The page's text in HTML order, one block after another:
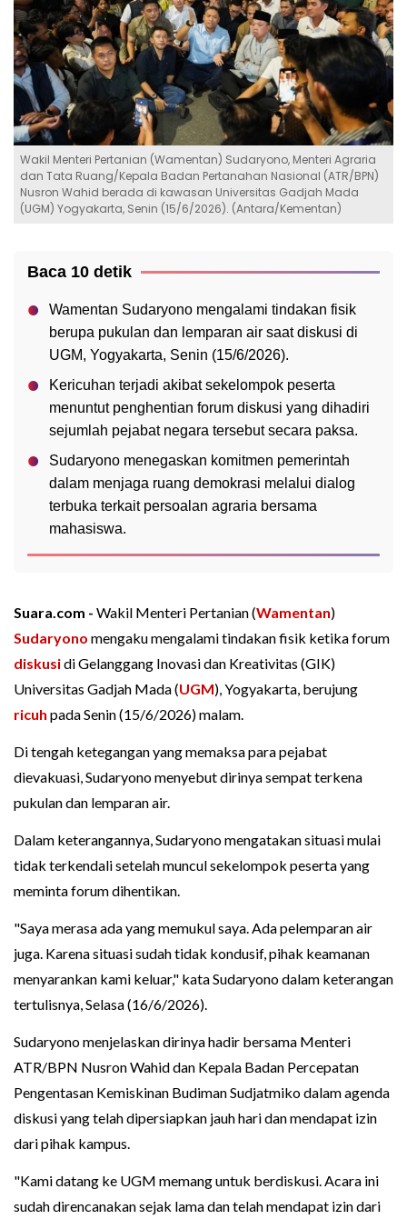
Wakil Menteri Pertanian (Wamentan) Sudaryono, Menteri Agraria
dan Tata Ruang/Kepala Badan Pertanahan Nasional (ATR/BPN)
Nusron Wahid berada di kawasan Universitas Gadjah Mada
(UGM) Yogyakarta, Senin (15/6/2026). (Antara/Kementan)
Baca 10 detik
Wamentan Sudaryono mengalami tindakan fisik
berupa pukulan dan lemparan air saat diskusi di
UGM, Yogyakarta, Senin (15/6/2026).
Kericuhan terjadi akibat sekelompok peserta
menuntut penghentian forum diskusi yang dihadiri
sejumlah pejabat negara tersebut secara paksa.
Sudaryono menegaskan komitmen pemerintah
dalam menjaga ruang demokrasi melalui dialog
terbuka terkait persoalan agraria bersama
mahasiswa.
Suara.com - Wakil Menteri Pertanian (Wamentan)
Sudaryono mengaku mengalami tindakan fisik ketika forum
diskusidi Gelanggang Inovasi dan Kreativitas (GIK)
Universitas Gadjah Mada (UGM), Yogyakarta, berujung
ricuh pada Senin (15/6/2026) malam.
Di tengah ketegangan yang memaksa para pejabat
dievakuasi, Sudaryono menyebut dirinya sempat terkena
pukulan dan lemparan air.
Dalam keterangannya, Sudaryono mengatakan situasi mulai
tidak terkendali setelah muncul sekelompok peserta yang
meminta forum dihentikan.
"Saya merasa ada yang memukul saya. Ada pelemparan air
juga. Karena situasi sudah tidak kondusif, pihak keamanan
menyarankan kami keluar," kata Sudaryono dalam keterangan
tertulisnya, Selasa (16/6/2026).
Sudaryono menjelaskan dirinya hadir bersama Menteri
ATR/BPN Nusron Wahid dan Kepala Badan Percepatan
Pengentasan Kemiskinan Budiman Sudjatmiko dalam agenda
diskusi yang telah dipersiapkan jauh hari dan mendapat izin
dari pihak kampus.
"Kami datang ke UGM memang untuk berdiskusi. Acara ini
sudah direncanakan sejak lama dan telah mendapat izin dari